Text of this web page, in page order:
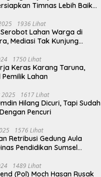
Timnas Lebih Baik
1936 Lihat
Serobot Lahan Warga di
Mediasi Tak Kunjung
1750 Lihat
Keras Karang Taruna,
Pemilik Lahan
2025 1617 Lihat
Hilang Dicuri, Tapi Sudah
Pencuri
1576 Lihat
Retribusi Gedung Aula
Pendidikan Sumsel
1489 Lihat
(Pol) Moch Hasan Rusak